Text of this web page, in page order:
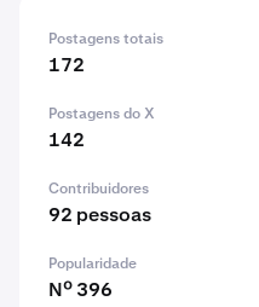
Postagens totais
172
Postagens do X
142
Contribuidores
92 pessoas
Popularidade
Nº 396